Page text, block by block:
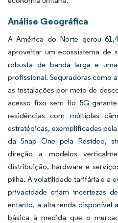
Análise Geográfica
A América do Norte gerou
aproveitar um ecossistema de
robusta de banda larga e
profissional. Seguradoras como
as instalações por meio de
acesso fixo sem fio 5G
residências com múltiplas
estratégicas, exemplificadas
da Snap One pela Resideo,
direção a modelos
distribuição, hardware e
pilha. A volatilidade tarifária e a
privacidade criam incertezas
entanto, a alta renda disponível
básica à medida que o